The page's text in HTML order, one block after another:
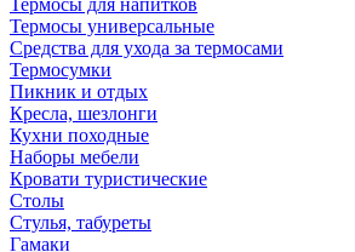
Термосы для напитков
Термосы универсальные
Средства для ухода за термосами
Термосумки
Пикник и отдых
Кресла, шезлонги
Кухни походные
Наборы мебели
Кровати туристические
Столы
Стулья, табуреты
Гамаки